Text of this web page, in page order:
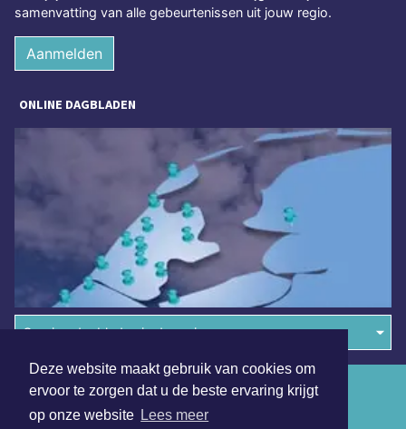
Deze website maakt gebruik van cookies om
ervoor te zorgen dat u de beste ervaring krijgt
op onze website Lees meer
samenvatting van alle gebeurtenissen uit jouw regio.
Aanmelden
ONLINE DAGBLADEN
Overige dagbladen in de regio
Algemene voorwaarden
Disclaimer